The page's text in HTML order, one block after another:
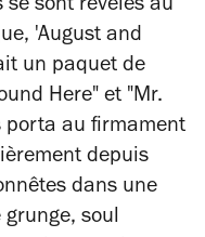
sont révélés au
'August and
un paquet de
Here" et "Mr.
porta au firmament
depuis
dans une
soul